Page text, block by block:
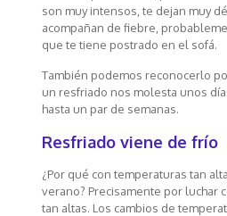
son muy intensos, te dejan muy
acompañan de fiebre,
que te tiene postrado en el sofá.
También podemos reconocerlo
un resfriado nos molesta unos
hasta un par de semanas.
Resfriado viene de frío
¿Por qué con temperaturas tan
verano? Precisamente por luchar
tan altas. Los cambios de